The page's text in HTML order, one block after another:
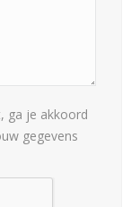
ga je akkoord
gegevens